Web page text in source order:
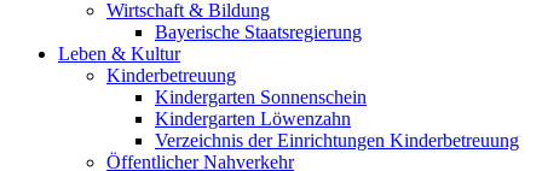
Wirtschaft & Bildung
Bayerische Staatsregierung
Leben & Kultur
Kinderbetreuung
Kindergarten Sonnenschein
Kindergarten Löwenzahn
Verzeichnis der Einrichtungen Kinderbetreuung
Öffentlicher Nahverkehr